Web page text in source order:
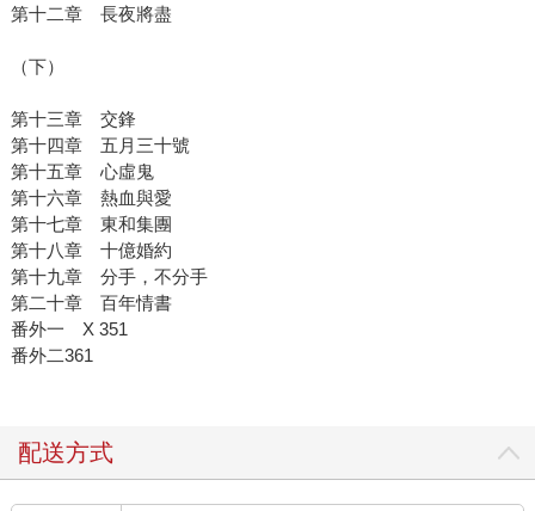
第十二章 長夜將盡
（下）
第十三章 交鋒
第十四章 五月三十號
第十五章 心虛鬼
第十六章 熱血與愛
第十七章 東和集團
第十八章 十億婚約
第十九章 分手，不分手
第二十章 百年情書
番外一 X 351
番外二361
配送方式